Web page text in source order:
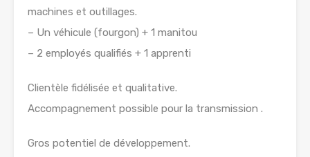
machines et outillages.
– Un véhicule (fourgon) + 1 manitou
– 2 employés qualifiés + 1 apprenti
Clientèle fidélisée et qualitative.
Accompagnement possible pour la transmission .
Gros potentiel de développement.